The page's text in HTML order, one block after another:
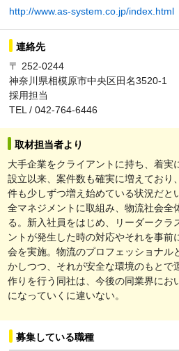
http://www.as-system.co.jp/index.html
連絡先
〒 252-0244
神奈川県相模原市中央区田名3520-1
採用担当
TEL / 042-764-6446
取材担当者より
大手企業をクライアントに持ち、着実
設立以来、案件数も確実に増えており
件も少しずつ増え始めている状況だと
全マネジメントに取組み、物流社会全
る。新入社員をはじめ、リーダークラ
ントが発生した時の対応やそれを事前
会を実施。物流のプロフェッショナル
かしつつ、それが安全な環境のもとで
作りを行う同社は、今後の同業界にお
になっていくに違いない。
募集している職種